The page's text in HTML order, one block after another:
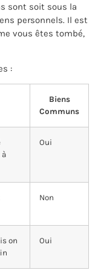
sont soit sous la
personnels. Il est
vous êtes tombé,
:
Biens
Communs
à
Oui
Non
on
Oui